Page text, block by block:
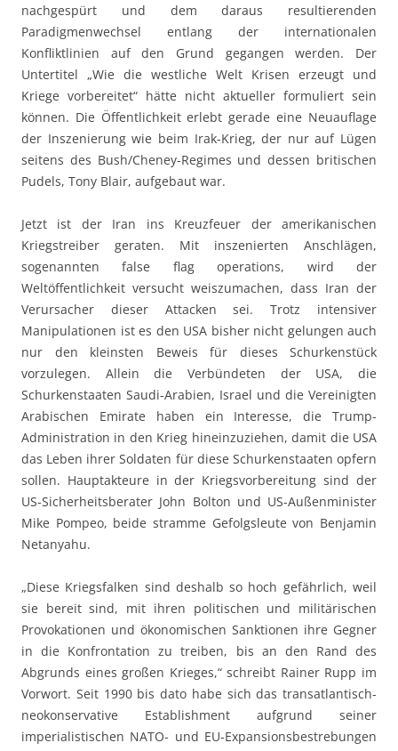
nachgespürt und dem daraus resultierenden
Paradigmenwechsel entlang der internationalen
Konfliktlinien auf den Grund gegangen werden. Der
Untertitel „Wie die westliche Welt Krisen erzeugt und
Kriege vorbereitet“ hätte nicht aktueller formuliert sein
können. Die Öffentlichkeit erlebt gerade eine Neuauflage
der Inszenierung wie beim Irak-Krieg, der nur auf Lügen
seitens des Bush/Cheney-Regimes und dessen britischen
Pudels, Tony Blair, aufgebaut war.
Jetzt ist der Iran ins Kreuzfeuer der amerikanischen
Kriegstreiber geraten. Mit inszenierten Anschlägen,
sogenannten false flag operations, wird der
Weltöffentlichkeit versucht weiszumachen, dass Iran der
Verursacher dieser Attacken sei. Trotz intensiver
Manipulationen ist es den USA bisher nicht gelungen auch
nur den kleinsten Beweis für dieses Schurkenstück
vorzulegen. Allein die Verbündeten der USA, die
Schurkenstaaten Saudi-Arabien, Israel und die Vereinigten
Arabischen Emirate haben ein Interesse, die Trump-
Administration in den Krieg hineinzuziehen, damit die USA
das Leben ihrer Soldaten für diese Schurkenstaaten opfern
sollen. Hauptakteure in der Kriegsvorbereitung sind der
US-Sicherheitsberater John Bolton und US-Außenminister
Mike Pompeo, beide stramme Gefolgsleute von Benjamin
Netanyahu.
„Diese Kriegsfalken sind deshalb so hoch gefährlich, weil
sie bereit sind, mit ihren politischen und militärischen
Provokationen und ökonomischen Sanktionen ihre Gegner
in die Konfrontation zu treiben, bis an den Rand des
Abgrunds eines großen Krieges,“ schreibt Rainer Rupp im
Vorwort. Seit 1990 bis dato habe sich das transatlantisch-
neokonservative Establishment aufgrund seiner
imperialistischen NATO- und EU-Expansionsbestrebungen